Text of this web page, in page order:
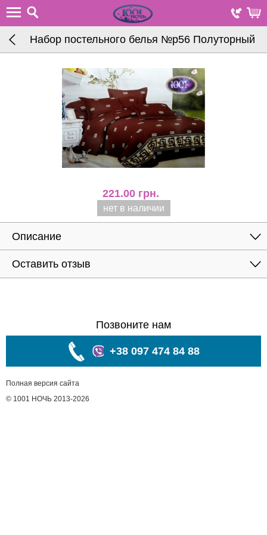
Набор постельного белья №p56 Полуторный
221.00 грн.
нет в наличии
Описание
Оставить отзыв
Позвоните нам
+38 097 474 84 88
Полная версия сайта
© 1001 НОЧЬ 2013-2026